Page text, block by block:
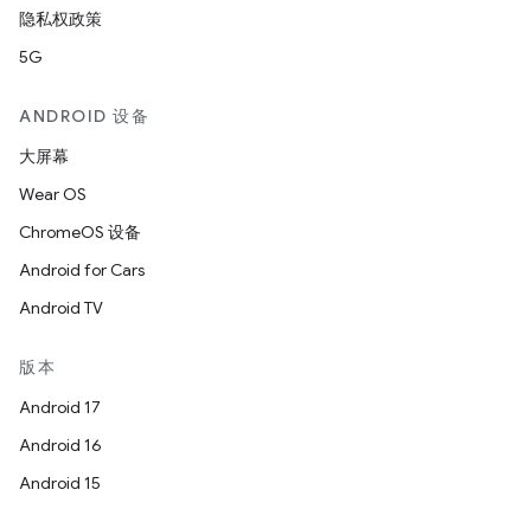
隐私权政策
5G
ANDROID 设备
大屏幕
Wear OS
ChromeOS 设备
Android for Cars
Android TV
版本
Android 17
Android 16
Android 15